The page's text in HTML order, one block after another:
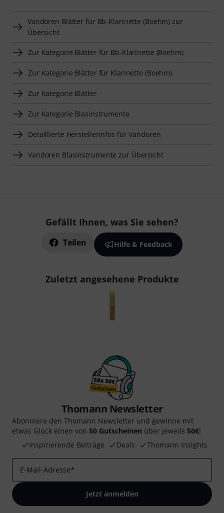
Vandoren Blätter für Bb-Klarinette (Boehm) zur
Übersicht
Zur Kategorie Blätter für Bb-Klarinette (Boehm)
Zur Kategorie Blätter für Klarinette (Boehm)
Zur Kategorie Blätter
Zur Kategorie Blasinstrumente
Detaillierte Herstellerinfos für Vandoren
Vandoren Blasinstrumente zur Übersicht
Gefällt Ihnen, was Sie sehen?
Teilen Hilfe & Feedback
Zuletzt angesehene Produkte
Thomann Newsletter
Abonniere den Thomann Newsletter und gewinne mit
etwas Glück einen von 50 Gutscheinen über jeweils 50€!
Inspirierende Beiträge
Deals Thomann Insights
E-Mail-Adresse*
Jetzt anmelden